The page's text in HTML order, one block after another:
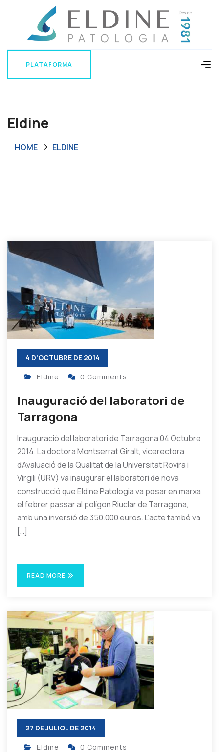
PLATAFORMA
Eldine
HOME ELDINE
4 D'OCTUBRE DE 2014
Eldine 0 Comments
Inauguració del laboratori de
Tarragona
Inauguració del laboratori de Tarragona 04 Octubre
2014. La doctora Montserrat Giralt, vicerectora
d’Avaluació de la Qualitat de la Universitat Rovira i
Virgili (URV) va inaugurar el laboratori de nova
construcció que Eldine Patologia va posar en marxa
el febrer passar al polígon Riuclar de Tarragona,
amb una inversió de 350.000 euros. L’acte també va
[…]
READ MORE
27 DE JULIOL DE 2014
Eldine 0 Comments